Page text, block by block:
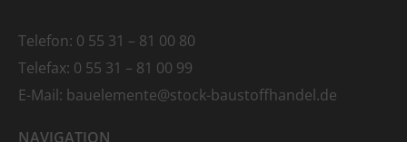
Telefon: 0 55 31 – 81 00 80
Telefax: 0 55 31 – 81 00 99
E-Mail: bauelemente@stock-baustoffhandel.de
NAVIGATION